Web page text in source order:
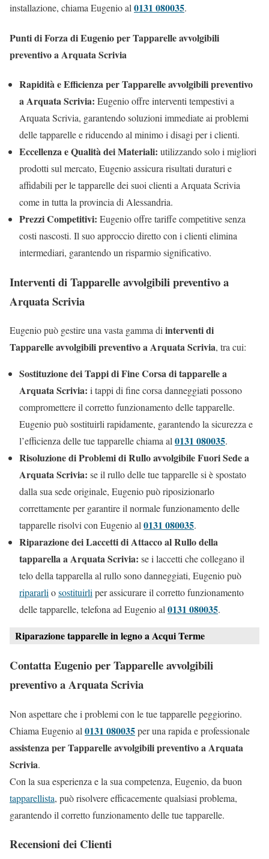
installazione, chiama Eugenio al0131 080035.
Punti di Forza di Eugenio per Tapparelle avvolgibili
preventivo a Arquata Scrivia
Rapidità e Efficienza per Tapparelle avvolgibili preventivo
a Arquata Scrivia: Eugenio offre interventi tempestivi a
Arquata Scrivia, garantendo soluzioni immediate ai problemi
delle tapparelle e riducendo al minimo i disagi per i clienti.
Eccellenza e Qualità dei Materiali: utilizzando solo i migliori
prodotti sul mercato, Eugenio assicura risultati duraturi e
affidabili per le tapparelle dei suoi clienti a Arquata Scrivia
come in tutta la provincia di Alessandria.
Prezzi Competitivi: Eugenio offre tariffe competitive senza
costi nascosti. Il suo approccio diretto con i clienti elimina
intermediari, garantendo un risparmio significativo.
Interventi di Tapparelle avvolgibili preventivo a
Arquata Scrivia
Eugenio può gestire una vasta gamma diinterventi di
Tapparelle avvolgibili preventivo a Arquata Scrivia, tra cui:
Sostituzione dei Tappi di Fine Corsa di tapparelle a
Arquata Scrivia: i tappi di fine corsa danneggiati possono
compromettere il corretto funzionamento delle tapparelle.
Eugenio può sostituirli rapidamente, garantendo la sicurezza e
l’efficienza delle tue tapparelle chiama al0131 080035.
Risoluzione di Problemi di Rullo avvolgibile Fuori Sede a
Arquata Scrivia: se il rullo delle tue tapparelle si è spostato
dalla sua sede originale, Eugenio può riposizionarlo
correttamente per garantire il normale funzionamento delle
tapparelle risolvi con Eugenio al0131 080035.
Riparazione dei Laccetti di Attacco al Rullo della
tapparella a Arquata Scrivia: se i laccetti che collegano il
telo della tapparella al rullo sono danneggiati, Eugenio può
ripararliosostituirliper assicurare il corretto funzionamento
delle tapparelle, telefona ad Eugenio al0131 080035.
Riparazione tapparelle in legno a Acqui Terme
Contatta Eugenio per Tapparelle avvolgibili
preventivo a Arquata Scrivia
Non aspettare che i problemi con le tue tapparelle peggiorino.
Chiama Eugenio al 0131 080035per una rapida e professionale
assistenza per Tapparelle avvolgibili preventivo a Arquata
Scrivia.
Con la sua esperienza e la sua competenza, Eugenio, da buon
tapparellista, può risolvere efficacemente qualsiasi problema,
garantendo il corretto funzionamento delle tue tapparelle.
Recensioni dei Clienti